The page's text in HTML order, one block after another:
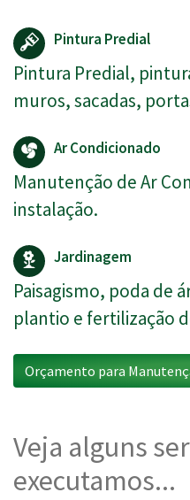
Pintura Predial
Pintura Predial,
muros, sacadas,
Ar Condicionado
Manutenção de Ar
instalação.
Jardinagem
Paisagismo, poda de
plantio e fertilização
Orçamento para
Veja alguns
executamos...